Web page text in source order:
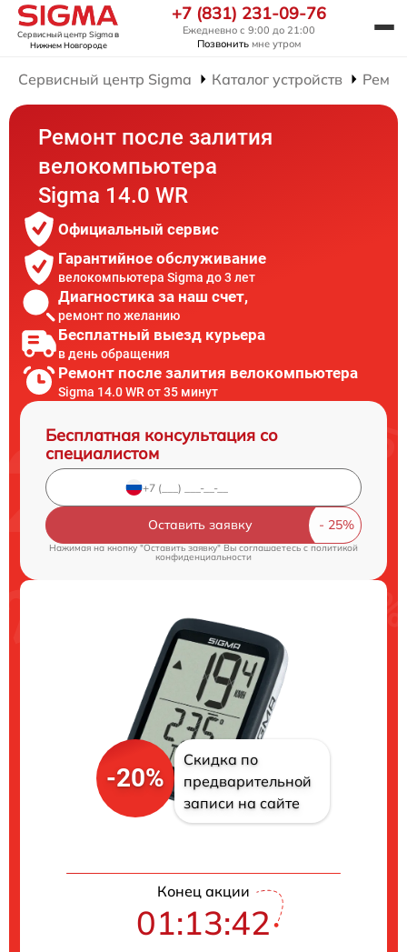
Сервисный центр Sigmaв
Нижнем Новгороде
+7 (831) 231-09-76
Ежедневно с 9:00 до 21:00
Позвонить мне утром
Сервисный центр Sigma Каталог устройств
Ремонт после залития
велокомпьютера
Sigma 14.0 WR
Официальный сервис
Гарантийное обслуживание
велокомпьютера Sigma до 3 лет
Диагностика за наш счет,
ремонт по желанию
Бесплатный выезд курьера
в день обращения
Ремонт после залития велокомпьютера
Sigma 14.0 WR от 35 минут
Бесплатная консультация со
специалистом
Оставить заявку
Нажимая на кнопку "Оставить заявку" Вы соглашаетесь c политикой
конфиденциальности
-20%
Скидка по
предварительной
записи на сайте
Конец акции
01:13:41